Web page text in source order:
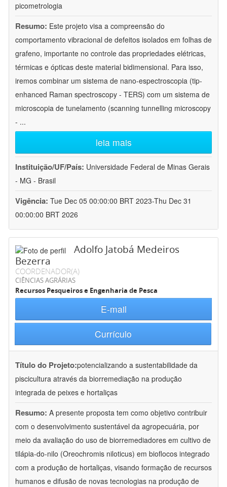
picometrologia
Resumo: Este projeto visa a compreensão do
comportamento vibracional de defeitos isolados em folhas de
grafeno, importante no controle das propriedades elétricas,
térmicas e ópticas deste material bidimensional. Para isso,
iremos combinar um sistema de nano-espectroscopia (tip-
enhanced Raman spectroscopy - TERS) com um sistema de
microscopia de tunelamento (scanning tunnelling microscopy
- ...
leia mais
Instituição/UF/País: Universidade Federal de Minas Gerais
- MG - Brasil
Vigência: Tue Dec 05 00:00:00 BRT 2023-Thu Dec 31
00:00:00 BRT 2026
Adolfo Jatobá Medeiros
Bezerra
COORDENADOR(A)
CIÊNCIAS AGRÁRIAS
Recursos Pesqueiros e Engenharia de Pesca
E-mail
Currículo
Título do Projeto:potencializando a sustentabilidade da
piscicultura através da biorremediação na produção
integrada de peixes e hortaliças
Resumo: A presente proposta tem como objetivo contribuir
com o desenvolvimento sustentável da agropecuária, por
meio da avaliação do uso de biorremediadores em cultivo de
tilápia-do-nilo (Oreochromis niloticus) em bioflocos integrado
com a produção de hortaliças, visando formação de recursos
humanos e difusão de novas tecnologias na produção de